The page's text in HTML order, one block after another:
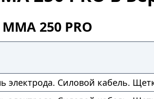
250 PRO
электрода. Силовой кабель.